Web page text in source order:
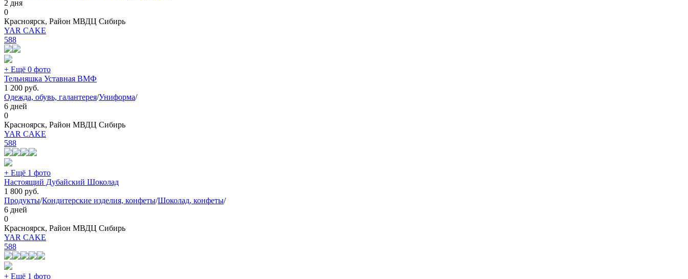
2 дня
0
Красноярск, Район МВДЦ Сибирь
YAR CAKE
588
+ Ещё 0 фото
Тельняшка Уставная ВМФ
1 200 руб.
Одежда, обувь, галантерея/Униформа/
6 дней
0
Красноярск, Район МВДЦ Сибирь
YAR CAKE
588
+ Ещё 1 фото
Настоящий Дубайский Шоколад
1 800 руб.
Продукты/Кондитерские изделия, конфеты/Шоколад, конфеты/
6 дней
0
Красноярск, Район МВДЦ Сибирь
YAR CAKE
588
+ Ещё 1 фото